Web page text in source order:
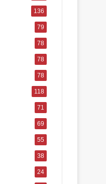
136
79
78
78
78
118
71
69
55
38
24